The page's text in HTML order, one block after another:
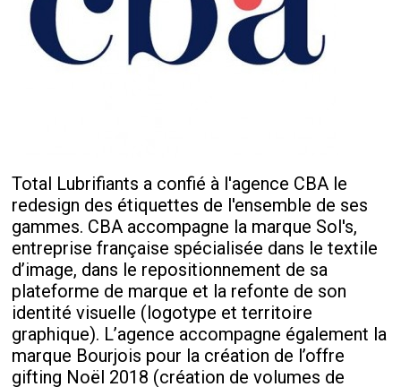
Total Lubrifiants a confié à l'agence CBA le
redesign des étiquettes de l'ensemble de ses
gammes. CBA accompagne la marque Sol's,
entreprise française spécialisée dans le textile
d’image, dans le repositionnement de sa
plateforme de marque et la refonte de son
identité visuelle (logotype et territoire
graphique). L’agence accompagne également la
marque Bourjois pour la création de l’offre
gifting Noël 2018 (création de volumes de